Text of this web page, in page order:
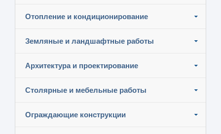
Отопление и кондиционирование
Земляные и ландшафтные работы
Архитектура и проектирование
Столярные и мебельные работы
Ограждающие конструкции